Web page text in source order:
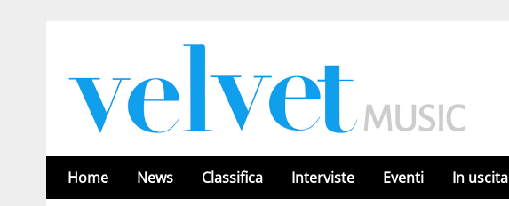
Home News Classifica Interviste Eventi In uscita